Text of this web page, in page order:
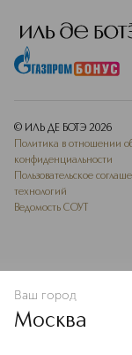
В КОРЗИНУ
© ИЛЬ ДЕ БОТЭ 2026
Политика в отношении
конфиденциальности
Пользовательское
технологий
Ведомость СОУТ
Ваш город
Москва